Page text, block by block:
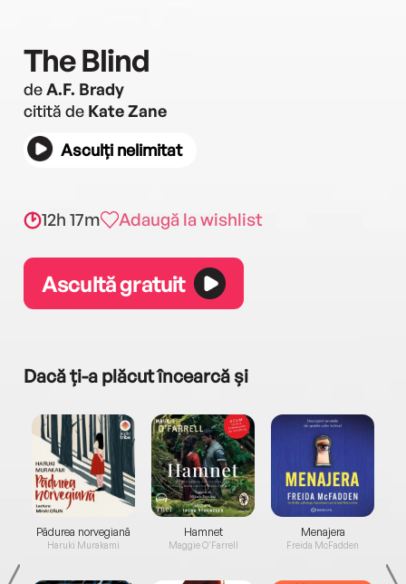
The Blind
deA.F. Brady
citită de Kate Zane
Asculți nelimitat
12h 17m Adaugă la wishlist
Ascultă gratuit
Dacă ți-a plăcut încearcă și
Pădurea norvegiană
Haruki Murakami
Hamnet
Maggie O'Farrell
Menajera
Freida McFadden